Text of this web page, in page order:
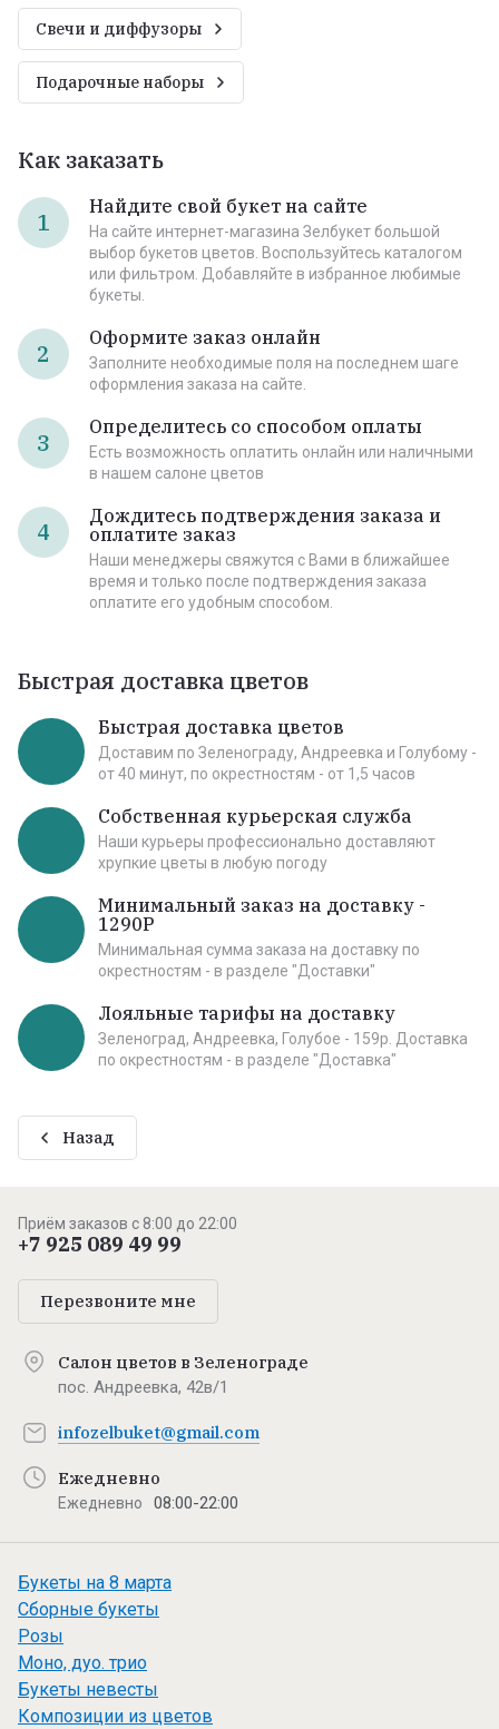
Свечи и диффузоры
Подарочные наборы
Как заказать
1
Найдите свой букет на сайте
На сайте интернет-магазина Зелбукет большой
выбор букетов цветов. Воспользуйтесь каталогом
или фильтром. Добавляйте в избранное любимые
букеты.
2
Оформите заказ онлайн
Заполните необходимые поля на последнем шаге
оформления заказа на сайте.
3
Определитесь со способом оплаты
Есть возможность оплатить онлайн или наличными
в нашем салоне цветов
4
Дождитесь подтверждения заказа и
оплатите заказ
Наши менеджеры свяжутся с Вами в ближайшее
время и только после подтверждения заказа
оплатите его удобным способом.
Быстрая доставка цветов
Быстрая доставка цветов
Доставим по Зеленограду, Андреевка и Голубому -
от 40 минут, по окрестностям - от 1,5 часов
Собственная курьерская служба
Наши курьеры профессионально доставляют
хрупкие цветы в любую погоду
Минимальный заказ на доставку -
1290Р
Минимальная сумма заказа на доставку по
окрестностям - в разделе "Доставки"
Лояльные тарифы на доставку
Зеленоград, Андреевка, Голубое - 159р. Доставка
по окрестностям - в разделе "Доставка"
Назад
Приём заказов с 8:00 до 22:00
+7 925 089 49 99
Перезвоните мне
Салон цветов в Зеленограде
пос. Андреевка, 42в/1
infozelbuket@gmail.com
Ежедневно
Ежедневно 08:00-22:00
Букеты на 8 марта
Сборные букеты
Розы
Моно, дуо. трио
Букеты невесты
Композиции из цветов